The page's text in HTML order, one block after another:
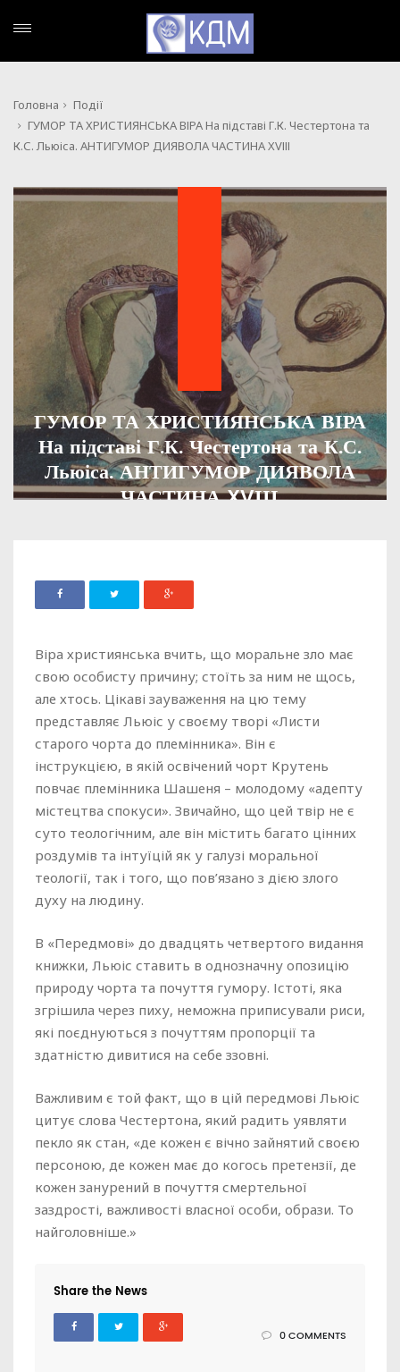
Головна
Події
ГУМОР ТА ХРИСТИЯНСЬКА ВІРА На підставі Г.К. Честертона та
К.С. Льюіса. АНТИГУМОР ДИЯВОЛА ЧАСТИНА XVІІІ
ГУМОР ТА ХРИСТИЯНСЬКА ВІРА
На підставі Г.К. Честертона та К.С.
Льюіса. АНТИГУМОР ДИЯВОЛА
ЧАСТИНА XVІІІ
Віра християнська вчить, що моральне зло має
свою особисту причину; стоїть за ним не щось,
але хтось. Цікаві зауваження на цю тему
представляє Льюіс у своєму творі «Листи
старого чорта до племінника». Він є
інструкцією, в якій освічений чорт Крутень
повчає племінника Шашеня – молодому «адепту
містецтва спокуси». Звичайно, що цей твір не є
суто теологічним, але він містить багато цінних
роздумів та інтуїцій як у галузі моральної
теології, так і того, що пов’язано з дією злого
духу на людину.
В «Передмові» до двадцять четвертого видання
книжки, Льюіс ставить в однозначну опозицію
природу чорта та почуття гумору. Істоті, яка
згрішила через пиху, неможна приписували риси,
які поєднуються з почуттям пропорції та
здатністю дивитися на себе ззовні.
Важливим є той факт, що в цій передмові Льюіс
цитує слова Честертона, який радить уявляти
пекло як стан, «де кожен є вічно зайнятий своєю
персоною, де кожен має до когось претензії, де
кожен занурений в почуття смертельної
заздрості, важливості власної особи, образи. То
найголовніше.»
Share the News
0 COMMENTS